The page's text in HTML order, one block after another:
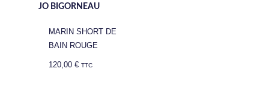
JO BIGORNEAU
MARIN SHORT DE
BAIN ROUGE
120,00€ TTC